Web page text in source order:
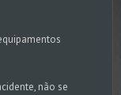
não se